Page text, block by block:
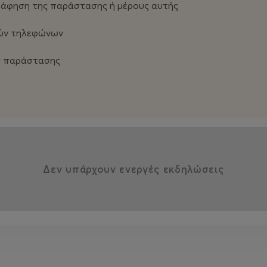
της παράστασης ή μέρους αυτής
τηλεφώνων
παράστασης
Δεν υπάρχουν ενεργές εκδηλώσεις